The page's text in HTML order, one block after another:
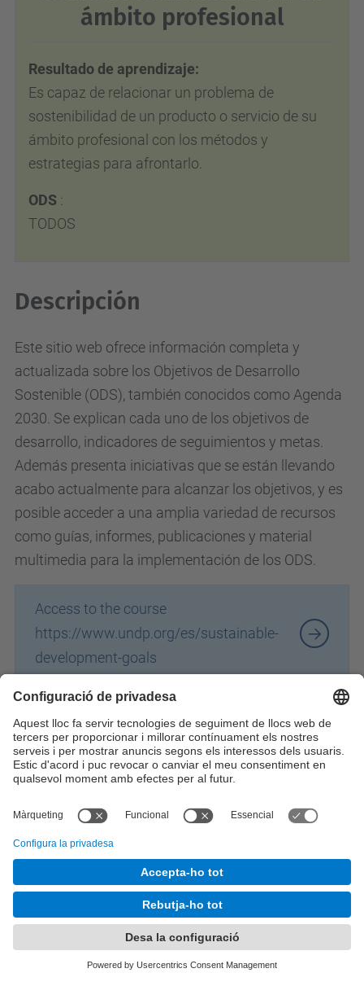
ámbito profesional
Resultado de aprendizaje:
Es capaz de relacionar un problema de
sostenibilidad de un producto o servicio de su
ámbito profesional con los métodos y
estrategias para afrontarlo.
ODS :
TODOS
Descripción
Este sitio web ofrece información completa y
actualizada sobre los Objetivos de Desarrollo
Sostenible (ODS), también conocidos como Agenda
2030. Se explican cada uno de los objetivos de
desarrollo, indicadores de seguimientos y metas.
Además presenta iniciativas que se están llevando
acabo actualmente para alcanzar los objetivos, y es
posible acceder a una amplia variedad de recursos
como guías, informes, publicaciones y material
multimedia para la implementación de los ODS.
Access to the course
https://www.undp.org/es/sustainable-
development-goals
Identifiqueu-vos per a afegir comentaris
Desenvolupat amb